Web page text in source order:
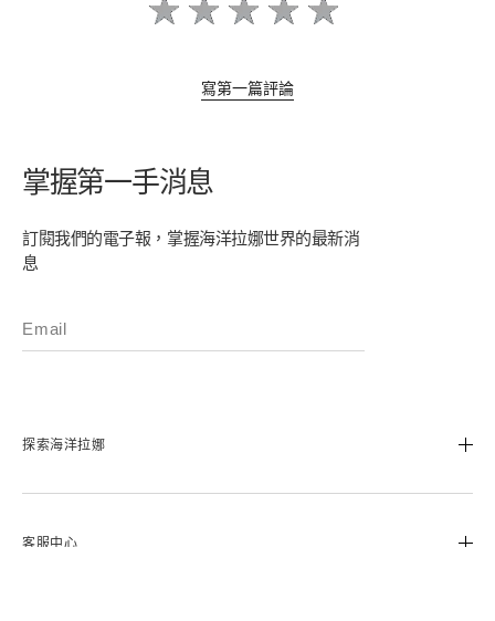
提供肌膚抗氧化保護n
寫第一篇評論
掌握第一手消息
訂閱我們的電子報，掌握海洋拉娜世界的最新消
息
探索海洋拉娜
海洋拉娜極致工藝
客服中心